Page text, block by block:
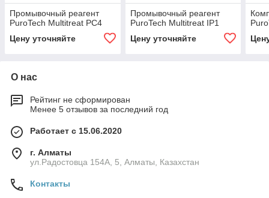
Промывочный реагент
PuroTech Multitreat РС4
Цену уточняйте
Промывочный реагент
PuroTech Multitreat IP1
Цену уточняйте
О нас
Рейтинг не сформирован
Менее 5 отзывов за последний год
Работает с 15.06.2020
г. Алматы
ул.Радостовца 154А, 5, Алматы, Казахстан
Контакты